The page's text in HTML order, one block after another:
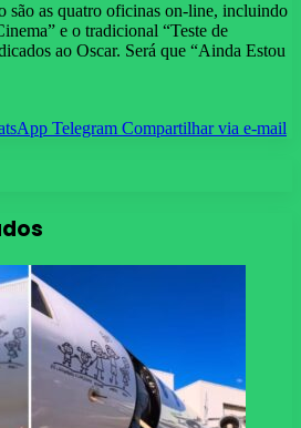
são as quatro oficinas on-line, incluindo
e o tradicional “Teste de
ao Oscar. Será que “Ainda Estou
Telegram Compartilhar via e-mail